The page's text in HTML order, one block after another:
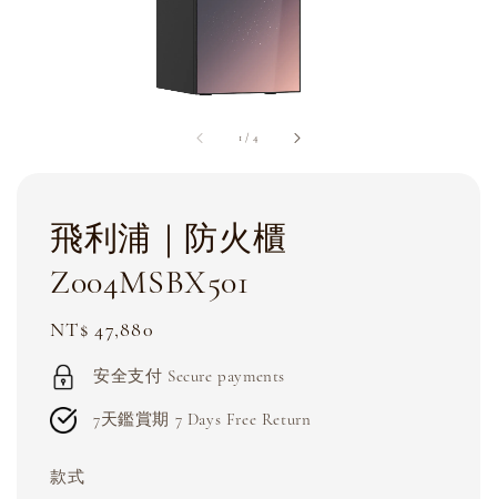
1 / 4
飛利浦｜防火櫃
Z004MSBX501
Regular
price
NT$ 47,880
安全支付 Secure payments
7天鑑賞期 7 Days Free Return
款式